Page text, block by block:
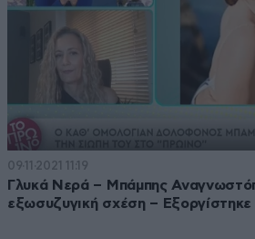
09·11·2021 11:19
Γλυκά Νερά – Μπάμπης
εξωσυζυγική σχέση –